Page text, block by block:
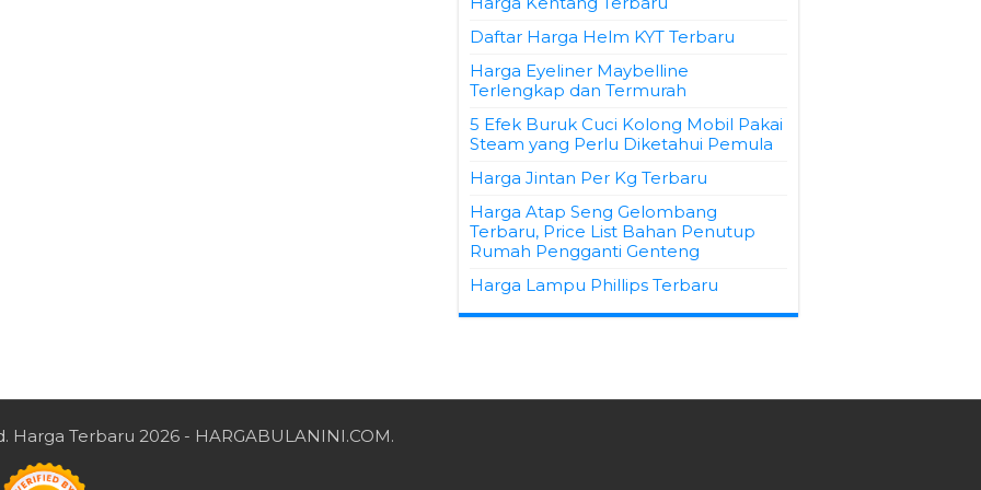
Daftar Harga Helm KYT Terbaru
Harga Eyeliner Maybelline
Terlengkap dan Termurah
5 Efek Buruk Cuci Kolong Mobil Pakai
Steam yang Perlu Diketahui Pemula
Harga Jintan Per Kg Terbaru
Harga Atap Seng Gelombang
Terbaru, Price List Bahan Penutup
Rumah Pengganti Genteng
Harga Lampu Phillips Terbaru
Harga Terbaru 2026 - HARGABULANINI.COM.